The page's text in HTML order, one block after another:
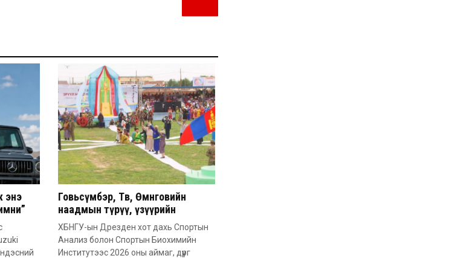
энэ
Говьсүмбэр, Төв, Өмнөговийн
наадмын түрүү, үзүүрийн
бөхчүүдээс допинг илэрчээ
ХБНГУ-ын Дрезден хот дахь Спортын
Анализ болон Спортын Биохимийн
Институтээс 2026 оны аймаг, дүүрг